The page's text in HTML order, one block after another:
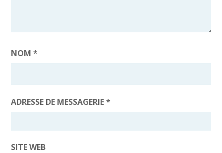
NOM*
ADRESSE DE MESSAGERIE*
SITE WEB